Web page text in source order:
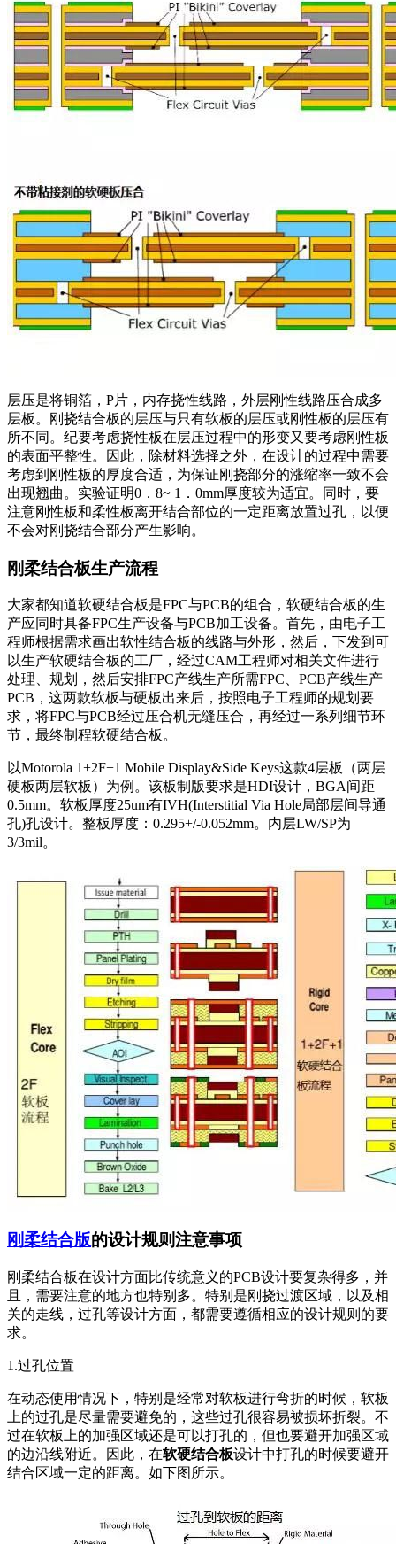
层压是将铜箔，P片，内存挠性线路，外层刚性线路压合成多
层板。刚挠结合板的层压与只有软板的层压或刚性板的层压有
所不同。纪要考虑挠性板在层压过程中的形变又要考虑刚性板
的表面平整性。因此，除材料选择之外，在设计的过程中需要
考虑到刚性板的厚度合适，为保证刚挠部分的涨缩率一致不会
出现翘曲。实验证明0．8~ 1．0mm厚度较为适宜。同时，要
注意刚性板和柔性板离开结合部位的一定距离放置过孔，以便
不会对刚挠结合部分产生影响。
刚柔结合板生产流程
大家都知道软硬结合板是FPC与PCB的组合，软硬结合板的生
产应同时具备FPC生产设备与PCB加工设备。首先，由电子工
程师根据需求画出软性结合板的线路与外形，然后，下发到可
以生产软硬结合板的工厂，经过CAM工程师对相关文件进行
处理、规划，然后安排FPC产线生产所需FPC、PCB产线生产
PCB，这两款软板与硬板出来后，按照电子工程师的规划要
求，将FPC与PCB经过压合机无缝压合，再经过一系列细节环
节，最终制程软硬结合板。
以Motorola 1+2F+1 Mobile Display&Side Keys这款4层板（两层
硬板两层软板）为例。该板制版要求是HDI设计，BGA间距
0.5mm。软板厚度25um有IVH(Interstitial Via Hole局部层间导通
孔)孔设计。整板厚度：0.295+/-0.052mm。内层LW/SP为
3/3mil。
刚柔结合版的设计规则注意事项
刚柔结合板在设计方面比传统意义的PCB设计要复杂得多，并
且，需要注意的地方也特别多。特别是刚挠过渡区域，以及相
关的走线，过孔等设计方面，都需要遵循相应的设计规则的要
求。
1.过孔位置
在动态使用情况下，特别是经常对软板进行弯折的时候，软板
上的过孔是尽量需要避免的，这些过孔很容易被损坏折裂。不
过在软板上的加强区域还是可以打孔的，但也要避开加强区域
的边沿线附近。因此，在软硬结合板设计中打孔的时候要避开
结合区域一定的距离。如下图所示。